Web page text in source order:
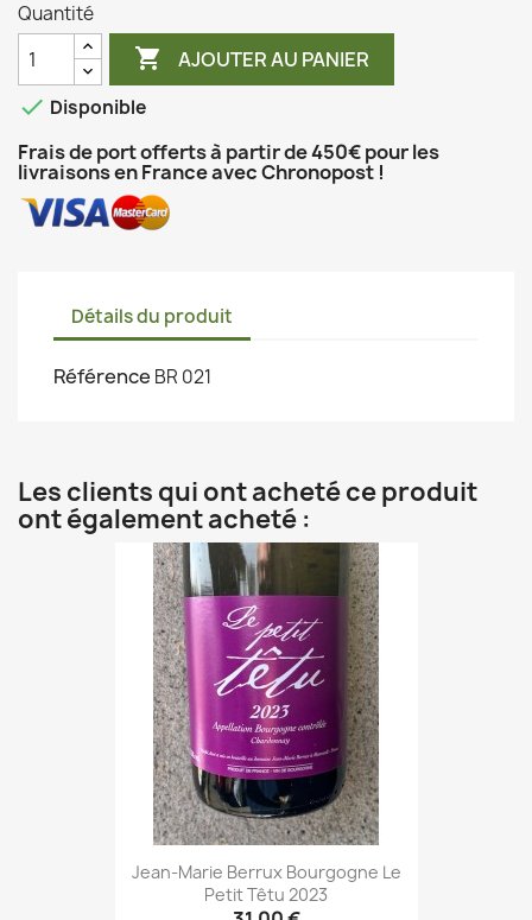
Quantité
 AJOUTER AU PANIER
 Disponible
Frais de port offerts à partir de 450€ pour les
livraisons en France avec Chronopost !
Détails du produit
Référence BR 021
Les clients qui ont acheté ce produit
ont également acheté :
Jean-Marie Berrux Bourgogne Le
Petit Têtu 2023